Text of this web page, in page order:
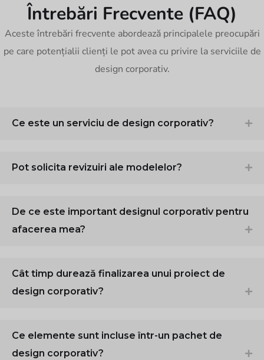
Întrebări Frecvente (FAQ)
Aceste întrebări frecvente abordează principalele preocupări
pe care potențialii clienți le pot avea cu privire la serviciile de
design corporativ.
Ce este un serviciu de design corporativ?
Pot solicita revizuiri ale modelelor?
De ce este important designul corporativ pentru
afacerea mea?
Cât timp durează finalizarea unui proiect de
design corporativ?
Ce elemente sunt incluse într-un pachet de
design corporativ?